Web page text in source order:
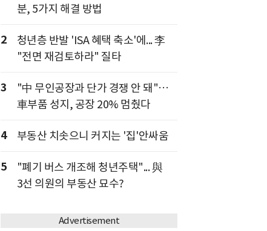
분, 5가지 해결 방법
2
청년층 반발 'ISA 혜택 축소'에... 李
"전면 재검토하라" 질타
3
"中 무인공장과 단가 경쟁 안 돼"…
車부품 성지, 공장 20% 멈췄다
4 부동산 치솟으니 커지는 '집'안싸움
5
"폐기 버스 개조해 청년주택"... 與
3선 의원의 부동산 묘수?